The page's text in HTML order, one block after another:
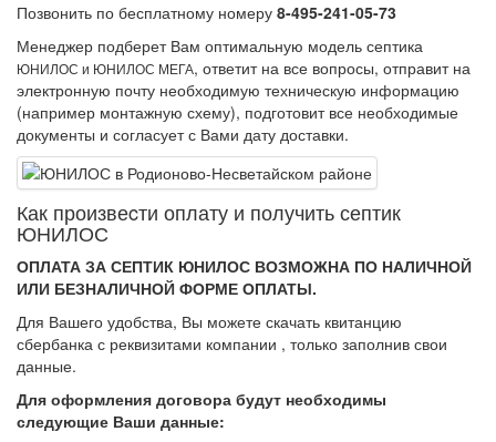
Позвонить по бесплатному номеру 8-495-241-05-73
Менеджер подберет Вам оптимальную модель септика
ЮНИЛОС и ЮНИЛОС МЕГА, ответит на все вопросы, отправит на
электронную почту необходимую техническую информацию
(например монтажную схему), подготовит все необходимые
документы и согласует с Вами дату доставки.
Как произвеcти оплату и получить септик
ЮНИЛОС
ОПЛАТА ЗА СЕПТИК ЮНИЛОС ВОЗМОЖНА ПО НАЛИЧНОЙ
ИЛИ БЕЗНАЛИЧНОЙ ФОРМЕ ОПЛАТЫ.
Для Вашего удобства, Вы можете скачать квитанцию
сбербанка с реквизитами компании , только заполнив свои
данные.
Для оформления договора будут необходимы
следующие Ваши данные: